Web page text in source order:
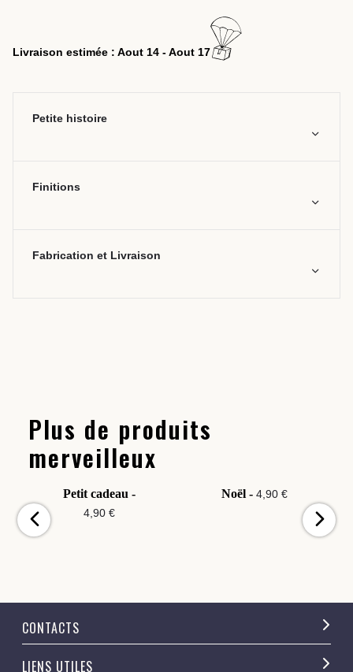
Livraison estimée : Aout 14 - Aout 17
Petite histoire
Finitions
Fabrication et Livraison
Plus de produits
merveilleux
Petit cadeau -
4,90 €
Noël - 4,90 €
CONTACTS
LIENS UTILES